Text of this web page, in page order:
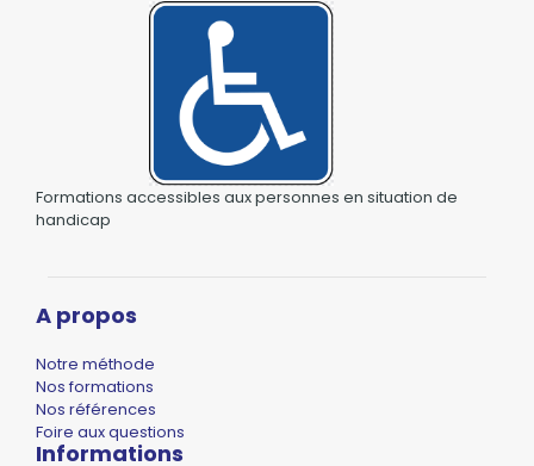
Formations accessibles aux personnes en situation de
handicap
A propos
Notre méthode
Nos formations
Nos références
Foire aux questions
Informations